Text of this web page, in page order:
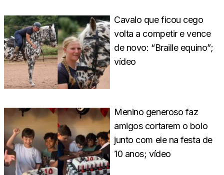
Cavalo que ficou cego
volta a competir e vence
de novo: “Braille equino”;
vídeo
Menino generoso faz
amigos cortarem o bolo
junto com ele na festa de
10 anos; vídeo